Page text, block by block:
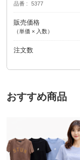
品番 5377
販売価格
（単価 × 入数）
注文数
おすすめ商品